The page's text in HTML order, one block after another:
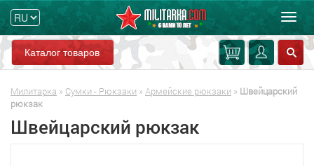
Каталог товаров
Милитарка » Сумки - Рюкзаки » Армейские рюкзаки » Швейцарский
рюкзак
Швейцарский рюкзак